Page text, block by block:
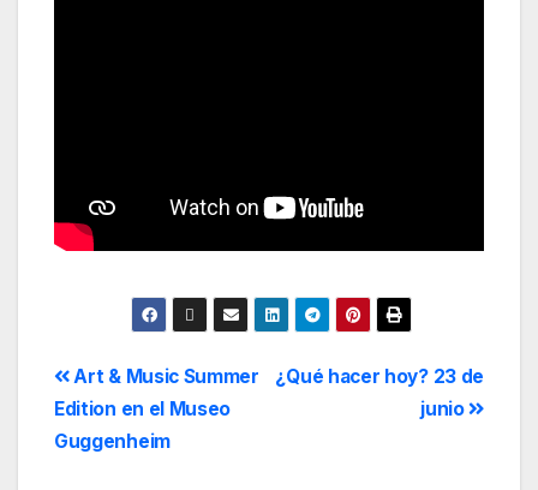
¿Qué hacer hoy? 23 de
junio
Art & Music Summer
Edition en el Museo
Guggenheim